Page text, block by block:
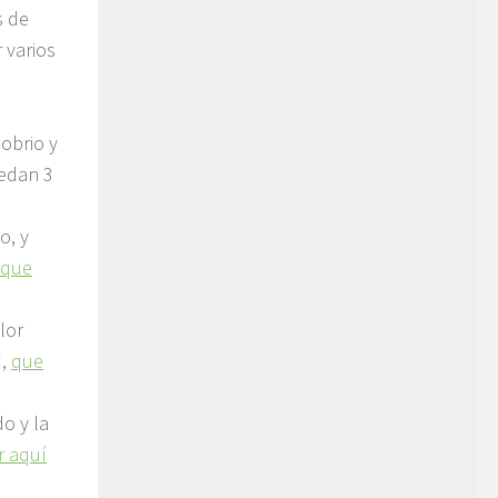
de
varios
y
3
y
que
y la
aquí